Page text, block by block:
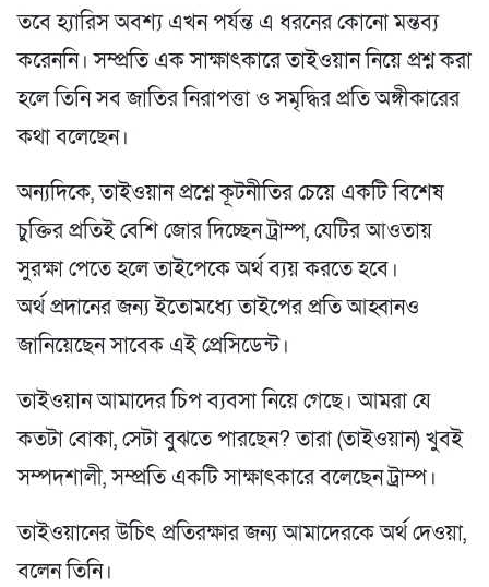
তবে হ্যারিস অবশ্য এখন পর্যন্ত এ ধরনের কোনো মন্তব্য
করেননি। সম্প্রতি এক সাক্ষাৎকারে তাইওয়ান নিয়ে প্রশ্ন করা
হলে তিনি সব জাতির নিরাপত্তা ও সমৃদ্ধির প্রতি অঙ্গীকারের
কথা বলেছেন।
অন্যদিকে, তাইওয়ান প্রশ্নে কূটনীতির চেয়ে একটি বিশেষ
চুক্তির প্রতিই বেশি জোর দিচ্ছেন ট্রাম্প, যেটির আওতায়
সুরক্ষা পেতে হলে তাইপেকে অর্থ ব্যয় করতে হবে।
অর্থ প্রদানের জন্য ইতোমধ্যে তাইপের প্রতি আহ্বানও
জানিয়েছেন সাবেক এই প্রেসিডেন্ট।
তাইওয়ান আমাদের চিপ ব্যবসা নিয়ে গেছে। আমরা যে
কতটা বোকা, সেটা বুঝতে পারছেন? তারা (তাইওয়ান) খুবই
সম্পদশালী, সম্প্রতি একটি সাক্ষাৎকারে বলেছেন ট্রাম্প।
তাইওয়ানের উচিৎ প্রতিরক্ষার জন্য আমাদেরকে অর্থ দেওয়া,
বলেন তিনি।